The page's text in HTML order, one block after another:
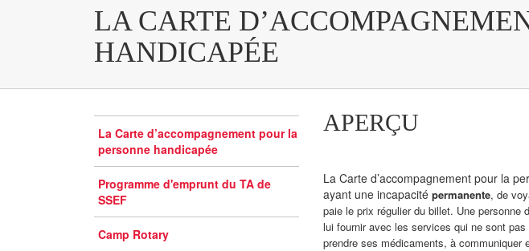
LA CARTE
HANDICAPÉE
La Carte d’accompagnement pour la
personne handicapée
Programme d'emprunt du TA de
SSEF
Camp Rotary
APERÇU
La Carte d’accompagnement pour la
ayant une incapacité permanente, de
paie le prix régulier du billet. Une personne
lui fournir avec les services qui ne sont pas
prendre ses médicaments, à